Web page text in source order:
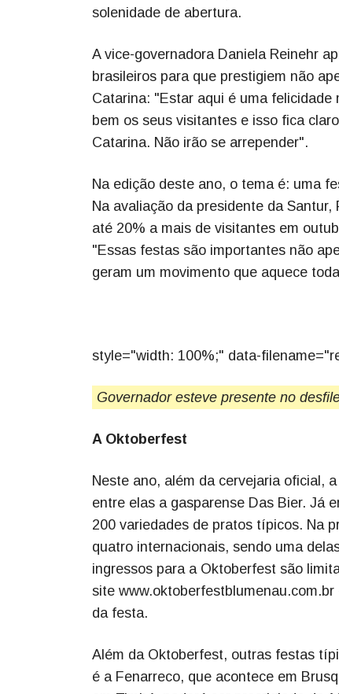
solenidade de abertura.
A vice-governadora Daniela Reinehr
brasileiros para que prestigiem não
Catarina: "Estar aqui é uma
bem os seus visitantes e isso fica
Catarina. Não irão se arrepender".
Na edição deste ano, o tema é: uma
Na avaliação da presidente da
até 20% a mais de visitantes em
"Essas festas são importantes não
geram um movimento que aquece
style="width: 100%;" data-
Governador esteve presente no
A Oktoberfest
Neste ano, além da cervejaria oficial,
entre elas a gasparense Das Bier. Já
200 variedades de pratos típicos. Na
quatro internacionais, sendo uma
ingressos para a Oktoberfest são
site
da festa.
Além da Oktoberfest, outras festas
é a Fenarreco, que acontece em